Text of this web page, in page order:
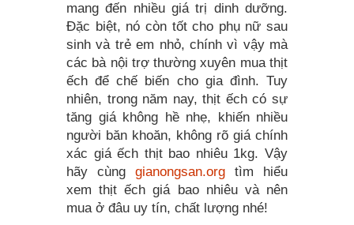
mang đến nhiều giá trị dinh dưỡng.
Đặc biệt, nó còn tốt cho phụ nữ sau
sinh và trẻ em nhỏ, chính vì vậy mà
các bà nội trợ thường xuyên mua thịt
ếch để chế biến cho gia đình. Tuy
nhiên, trong năm nay, thịt ếch có sự
tăng giá không hề nhẹ, khiến nhiều
người băn khoăn, không rõ giá chính
xác giá ếch thịt bao nhiêu 1kg. Vậy
hãy cùng gianongsan.org tìm hiểu
xem thịt ếch giá bao nhiêu và nên
mua ở đâu uy tín, chất lượng nhé!